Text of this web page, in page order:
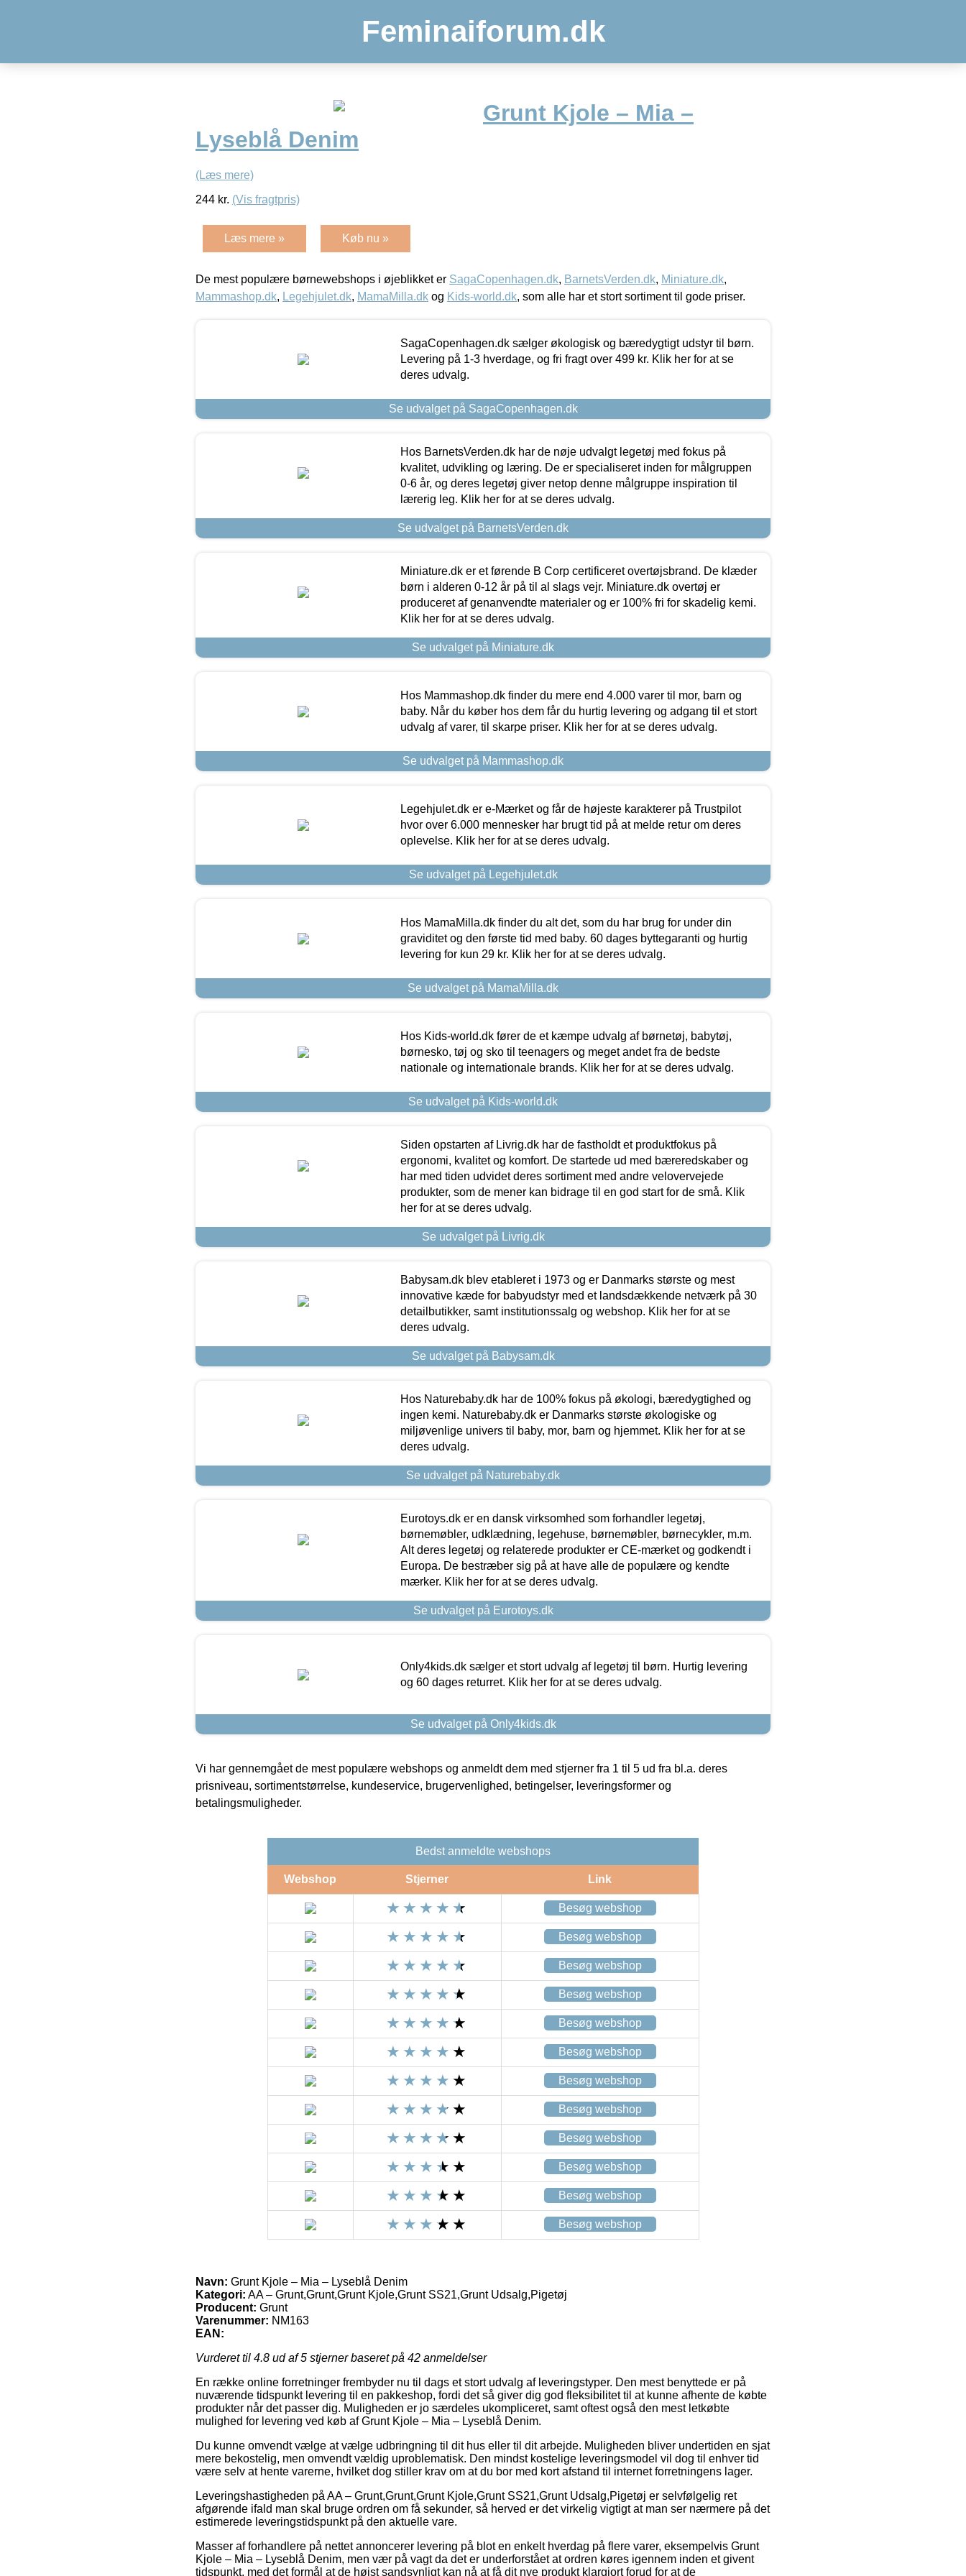
Feminaiforum.dk
Grunt Kjole – Mia –
Lyseblå Denim
(Læs mere)
244 kr. (Vis fragtpris)
Læs mere » Køb nu »
De mest populære børnewebshops i øjeblikket er SagaCopenhagen.dk, BarnetsVerden.dk, Miniature.dk,
Mammashop.dk, Legehjulet.dk, MamaMilla.dk og Kids-world.dk, som alle har et stort sortiment til gode priser.
SagaCopenhagen.dk sælger økologisk og bæredygtigt udstyr til børn.
Levering på 1-3 hverdage, og fri fragt over 499 kr. Klik her for at se
deres udvalg.
Se udvalget på SagaCopenhagen.dk
Hos BarnetsVerden.dk har de nøje udvalgt legetøj med fokus på
kvalitet, udvikling og læring. De er specialiseret inden for målgruppen
0-6 år, og deres legetøj giver netop denne målgruppe inspiration til
lærerig leg. Klik her for at se deres udvalg.
Se udvalget på BarnetsVerden.dk
Miniature.dk er et førende B Corp certificeret overtøjsbrand. De klæder
børn i alderen 0-12 år på til al slags vejr. Miniature.dk overtøj er
produceret af genanvendte materialer og er 100% fri for skadelig kemi.
Klik her for at se deres udvalg.
Se udvalget på Miniature.dk
Hos Mammashop.dk finder du mere end 4.000 varer til mor, barn og
baby. Når du køber hos dem får du hurtig levering og adgang til et stort
udvalg af varer, til skarpe priser. Klik her for at se deres udvalg.
Se udvalget på Mammashop.dk
Legehjulet.dk er e-Mærket og får de højeste karakterer på Trustpilot
hvor over 6.000 mennesker har brugt tid på at melde retur om deres
oplevelse. Klik her for at se deres udvalg.
Se udvalget på Legehjulet.dk
Hos MamaMilla.dk finder du alt det, som du har brug for under din
graviditet og den første tid med baby. 60 dages byttegaranti og hurtig
levering for kun 29 kr. Klik her for at se deres udvalg.
Se udvalget på MamaMilla.dk
Hos Kids-world.dk fører de et kæmpe udvalg af børnetøj, babytøj,
børnesko, tøj og sko til teenagers og meget andet fra de bedste
nationale og internationale brands. Klik her for at se deres udvalg.
Se udvalget på Kids-world.dk
Siden opstarten af Livrig.dk har de fastholdt et produktfokus på
ergonomi, kvalitet og komfort. De startede ud med bæreredskaber og
har med tiden udvidet deres sortiment med andre velovervejede
produkter, som de mener kan bidrage til en god start for de små. Klik
her for at se deres udvalg.
Se udvalget på Livrig.dk
Babysam.dk blev etableret i 1973 og er Danmarks største og mest
innovative kæde for babyudstyr med et landsdækkende netværk på 30
detailbutikker, samt institutionssalg og webshop. Klik her for at se
deres udvalg.
Se udvalget på Babysam.dk
Hos Naturebaby.dk har de 100% fokus på økologi, bæredygtighed og
ingen kemi. Naturebaby.dk er Danmarks største økologiske og
miljøvenlige univers til baby, mor, barn og hjemmet. Klik her for at se
deres udvalg.
Se udvalget på Naturebaby.dk
Eurotoys.dk er en dansk virksomhed som forhandler legetøj,
børnemøbler, udklædning, legehuse, børnemøbler, børnecykler, m.m.
Alt deres legetøj og relaterede produkter er CE-mærket og godkendt i
Europa. De bestræber sig på at have alle de populære og kendte
mærker. Klik her for at se deres udvalg.
Se udvalget på Eurotoys.dk
Only4kids.dk sælger et stort udvalg af legetøj til børn. Hurtig levering
og 60 dages returret. Klik her for at se deres udvalg.
Se udvalget på Only4kids.dk
Vi har gennemgået de mest populære webshops og anmeldt dem med stjerner fra 1 til 5 ud fra bl.a. deres
prisniveau, sortimentstørrelse, kundeservice, brugervenlighed, betingelser, leveringsformer og
betalingsmuligheder.
Bedst anmeldte webshops
Webshop Stjerner Link
Besøg webshop
Besøg webshop
Besøg webshop
Besøg webshop
Besøg webshop
Besøg webshop
Besøg webshop
Besøg webshop
Besøg webshop
Besøg webshop
Besøg webshop
Besøg webshop
Navn: Grunt Kjole – Mia – Lyseblå Denim
Kategori: AA – Grunt,Grunt,Grunt Kjole,Grunt SS21,Grunt Udsalg,Pigetøj
Producent: Grunt
Varenummer: NM163
EAN:
Vurderet til 4.8 ud af 5 stjerner baseret på 42 anmeldelser
En række online forretninger frembyder nu til dags et stort udvalg af leveringstyper. Den mest benyttede er på
nuværende tidspunkt levering til en pakkeshop, fordi det så giver dig god fleksibilitet til at kunne afhente de købte
produkter når det passer dig. Muligheden er jo særdeles ukompliceret, samt oftest også den mest letkøbte
mulighed for levering ved køb af Grunt Kjole – Mia – Lyseblå Denim.
Du kunne omvendt vælge at vælge udbringning til dit hus eller til dit arbejde. Muligheden bliver undertiden en sjat
mere bekostelig, men omvendt vældig uproblematisk. Den mindst kostelige leveringsmodel vil dog til enhver tid
være selv at hente varerne, hvilket dog stiller krav om at du bor med kort afstand til internet forretningens lager.
Leveringshastigheden på AA – Grunt,Grunt,Grunt Kjole,Grunt SS21,Grunt Udsalg,Pigetøj er selvfølgelig ret
afgørende ifald man skal bruge ordren om få sekunder, så herved er det virkelig vigtigt at man ser nærmere på det
estimerede leveringstidspunkt på den aktuelle vare.
Masser af forhandlere på nettet annoncerer levering på blot en enkelt hverdag på flere varer, eksempelvis Grunt
Kjole – Mia – Lyseblå Denim, men vær på vagt da det er underforstået at ordren køres igennem inden et givent
tidspunkt, med det formål at de højst sandsynligt kan nå at få dit nye produkt klargjort forud for at de